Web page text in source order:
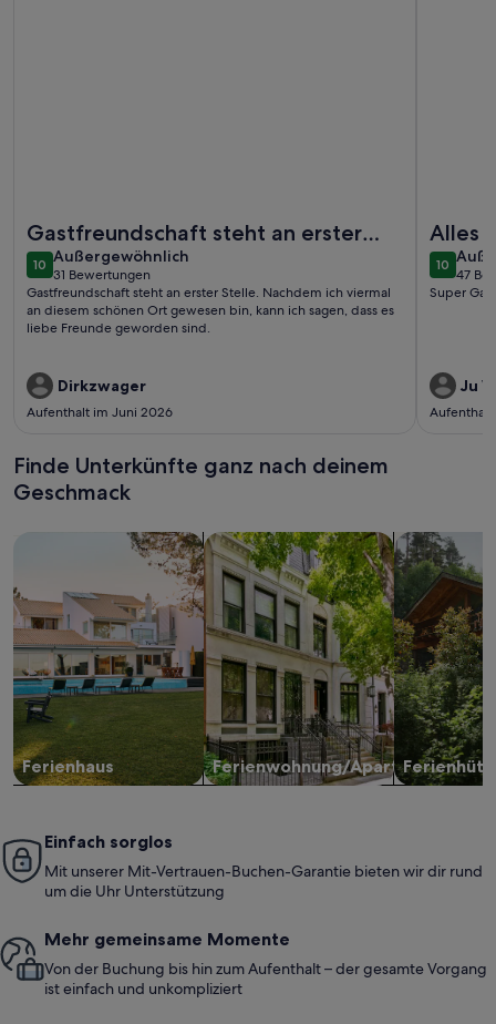
Gastfreundschaft steht an erster
Stelle. Nachdem ich viermal an
diesem schönen Ort gewesen ...
1010 von 10
Außergewöhnlich
außergewöhnlich
31 Bewertungen
(31
bewertungen)
Gastfreundschaft steht an erster Stelle. Nachdem ich viermal
an diesem schönen Ort gewesen bin, kann ich sagen, dass es
liebe Freunde geworden sind.
Dirkzwager
Aufenthalt im Juni 2026
Alles
1010 von
47
(47
Super
Ju
Finde Unterkünfte ganz nach deinem
Geschmack
Ferienhaus
Suche nach Ferienhäusern
Ferienwohnung/Apartment
Suche nach Ferienwohnungen oder
Suche nach
Einfach sorglos
Mit unserer Mit-Vertrauen-Buchen-Garantie bieten wir dir rund
um die Uhr Unterstützung
Mehr gemeinsame Momente
Von der Buchung bis hin zum Aufenthalt – der gesamte Vorgang
ist einfach und unkompliziert